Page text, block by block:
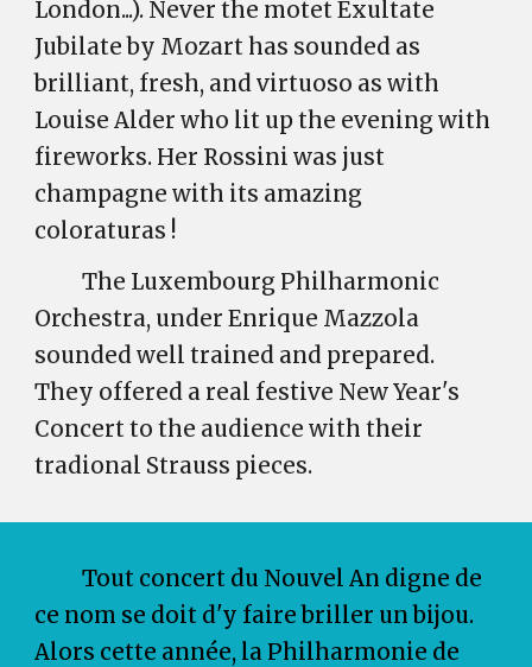
London...). Never the motet Exultate
Jubilate by Mozart has sounded as
brilliant, fresh, and virtuoso as with
Louise Alder who lit up the evening with
fireworks. Her Rossini was just
champagne with its amazing
coloraturas !
The Luxembourg Philharmonic
Orchestra, under Enrique Mazzola
sounded well trained and prepared.
They offered a real festive New Year's
Concertto the audience with their
tradional Strauss pieces.
Tout concert du Nouvel An digne de
ce nom se doit d'y faire briller un bijou.
Alors cette année, la Philharmonie de